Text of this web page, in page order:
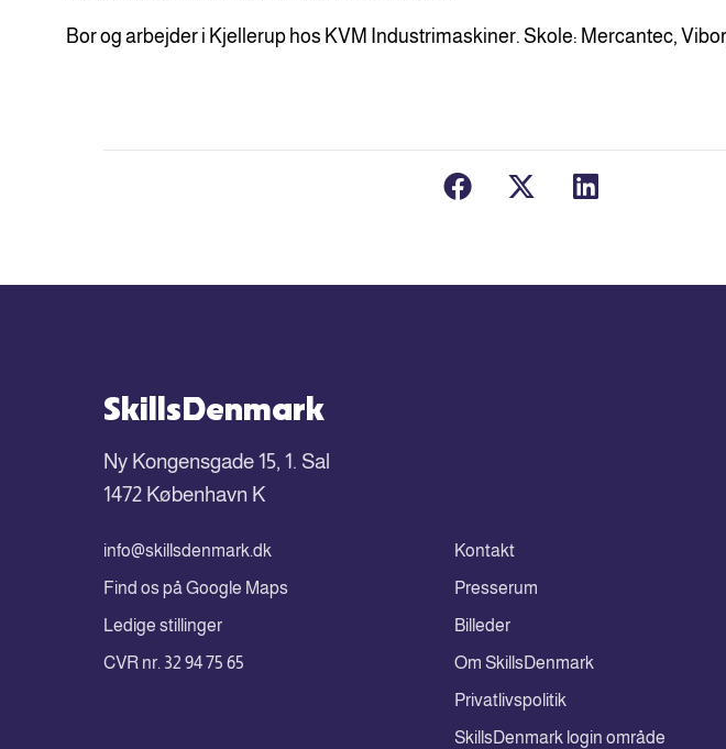
Bor og arbejder i Kjellerup hos KVM Industrimaskiner. Skole: Mercantec,
SkillsDenmark
Ny Kongensgade 15, 1. Sal
1472 København K
info@skillsdenmark.dk
Find os på Google Maps
Ledige stillinger
CVR nr. 32 94 75 65
Kontakt
Presserum
Billeder
Om SkillsDenmark
Privatlivspolitik
SkillsDenmark login område